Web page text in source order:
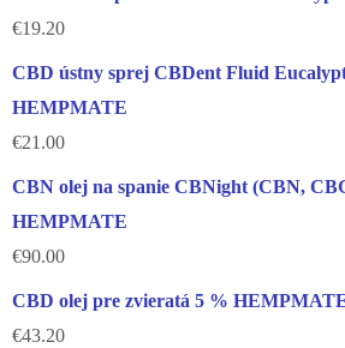
€19.20
CBD ústny sprej CBDent Fluid
HEMPMATE
€21.00
CBN olej na spanie CBNight (CBN,
HEMPMATE
€90.00
CBD olej pre zvieratá 5 %
€43.20